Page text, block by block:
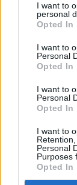
I want to
personal
Opted In
I want to
Personal
Opted In
I want to
Personal
Opted In
I want to
Personal
Purposes
Opted In
Esplora le ultime
tendenze di
tecnologie
come le
2025-05-08
Leggi di più